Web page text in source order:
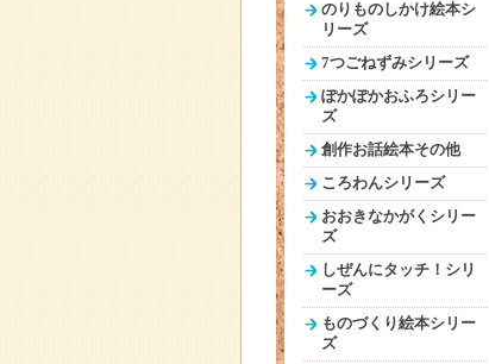
のりものしかけ絵本シ
リーズ
7つごねずみシリーズ
ぽかぽかおふろシリー
ズ
創作お話絵本その他
ころわんシリーズ
おおきなかがくシリー
ズ
しぜんにタッチ！シリ
ーズ
ものづくり絵本シリー
ズ